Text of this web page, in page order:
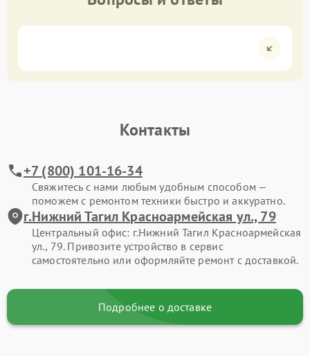
Контакты
+7 (800) 101-16-34
Свяжитесь с нами любым удобным способом —
поможем с ремонтом техники быстро и аккуратно.
г.Нижний Тагил Красноармейская ул., 79
Центральный офис: г.Нижний Тагил Красноармейская
ул., 79. Привозите устройство в сервис
самостоятельно или оформляйте ремонт с доставкой.
Подробнее о доставке